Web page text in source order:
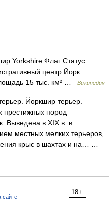
Yorkshire Флаг Статус
центр Йорк
15 тыс. км² …
Википедия
Йоркшир терьер.
престижных пород
Выведена в XIX в. в
местных мелких терьеров,
крыс в шахтах и на… …
18+
сайте